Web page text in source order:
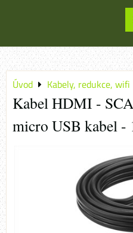
Úvod Kabely, redukce, wifi
Kabel HDMI -
micro USB kabel -